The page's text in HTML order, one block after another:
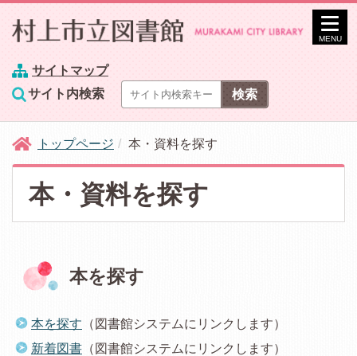
サイトマップ
サイト内検索
MENU
トップページ 本・資料を探す
本・資料を探す
本を探す
本を探す （図書館システムにリンクします）
新着図書 （図書館システムにリンクします）